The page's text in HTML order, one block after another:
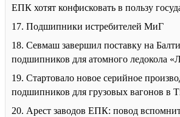
ЕПК хотят конфисковать в пользу
17. Подшипники истребителей МиГ
18. Севмаш завершил поставку на
подшипников для атомного ледокола
19. Стартовало новое серийное
подшипников для грузовых вагонов в
20. Арест заводов ЕПК: повод